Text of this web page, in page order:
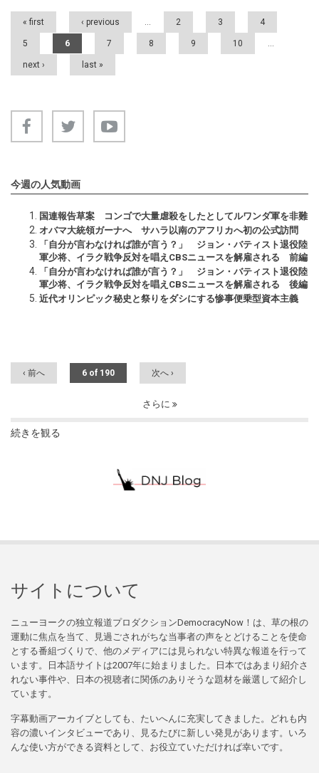
Pages
« first ‹ previous … 2 3 4
5 6 7 8 9 10 …
next › last »
今週の人気動画
国連報告草案 コンゴで大量虐殺をしたとしてルワンダ軍を非難
オバマ大統領ガーナへ サハラ以南のアフリカへ初の公式訪問
「自分が言わなければ誰が言う？」 ジョン・バティスト退役陸
軍少将、イラク戦争反対を唱えCBSニュースを解雇される 前編
「自分が言わなければ誰が言う？」 ジョン・バティスト退役陸
軍少将、イラク戦争反対を唱えCBSニュースを解雇される 後編
近代オリンピック秘史と祭りをダシにする惨事便乗型資本主義
‹ 前へ 6 of 190 次へ ›
さらに
続きを観る
サイトについて
ニューヨークの独立報道プロダクションDemocracyNow！は、草の根の
運動に焦点を当て、見過ごされがちな当事者の声をとどけることを使命
とする番組づくりで、他のメディアには見られない特異な報道を行って
います。日本語サイトは2007年に始まりました。日本ではあまり紹介さ
れない事件や、日本の視聴者に関係のありそうな題材を厳選して紹介し
ています。
字幕動画アーカイブとしても、たいへんに充実してきました。どれも内
容の濃いインタビューであり、見るたびに新しい発見があります。いろ
んな使い方ができる資料として、お役立ていただければ幸いです。